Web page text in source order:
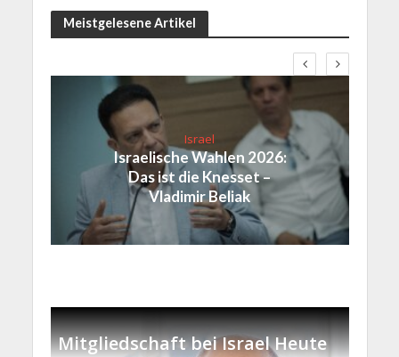
Meistgelesene Artikel
Israel
Israelische Wahlen 2026:
Das ist die Knesset –
Vladimir Beliak
Mitgliedschaft bei Israel Heute